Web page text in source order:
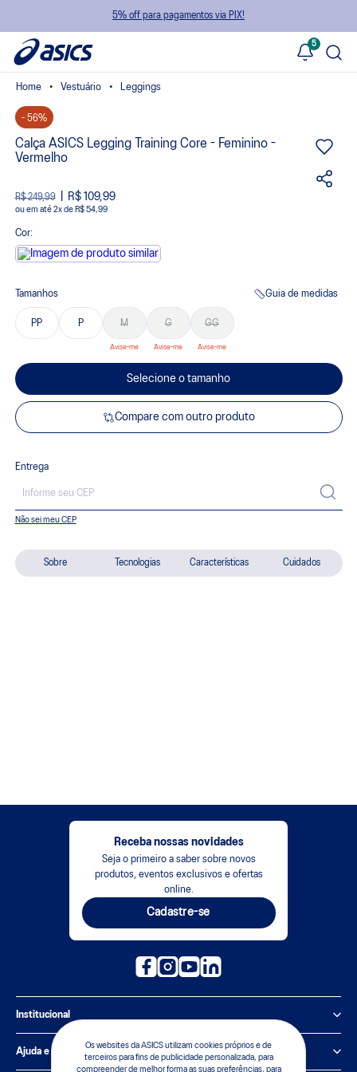
5% off para pagamentos via PIX!
5
Os websites da ASICS utilizam cookies próprios e de
terceiros para fins de publicidade personalizada, para
compreender de melhor forma as suas preferências, para
Sobre Tecnologias Características Cuidados
Vestuário Leggings
- 56%
Calça ASICS Legging Training Core - Feminino -
Vermelho
R$ 249,99 R$ 109,99
ou 2xde R$ 54,99
Cor:
Tamanhos Guia de medidas
PP P M G GG
Selecione o tamanho
Compare com outro produto
Entrega
Não sei meu CEP
Receba nossas novidades
Seja o primeiro a saber sobre novos
produtos, eventos exclusivos e ofertas
online.
Cadastre-se
Institucional
Política de Privacidade
Ajuda e suporte